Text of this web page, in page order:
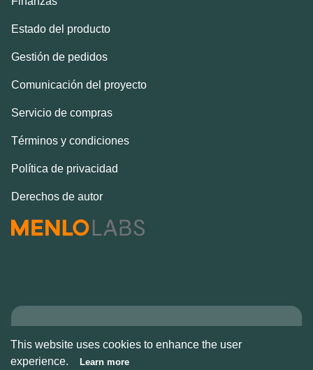
This website uses cookies to enhance the user
experience.
Learn more
Estado del producto
Gestión de pedidos
Comunicación del proyecto
Servicio de compras
Términos y condiciones
Política de privacidad
Derechos de autor
Copyright © Alcove
2026